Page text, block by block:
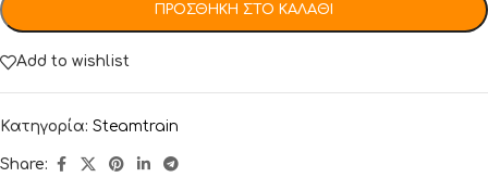
ΠΡΟΣΘΉΚΗ ΣΤΟ ΚΑΛΆΘΙ
Add to wishlist
Κατηγορία: Steamtrain
Share: